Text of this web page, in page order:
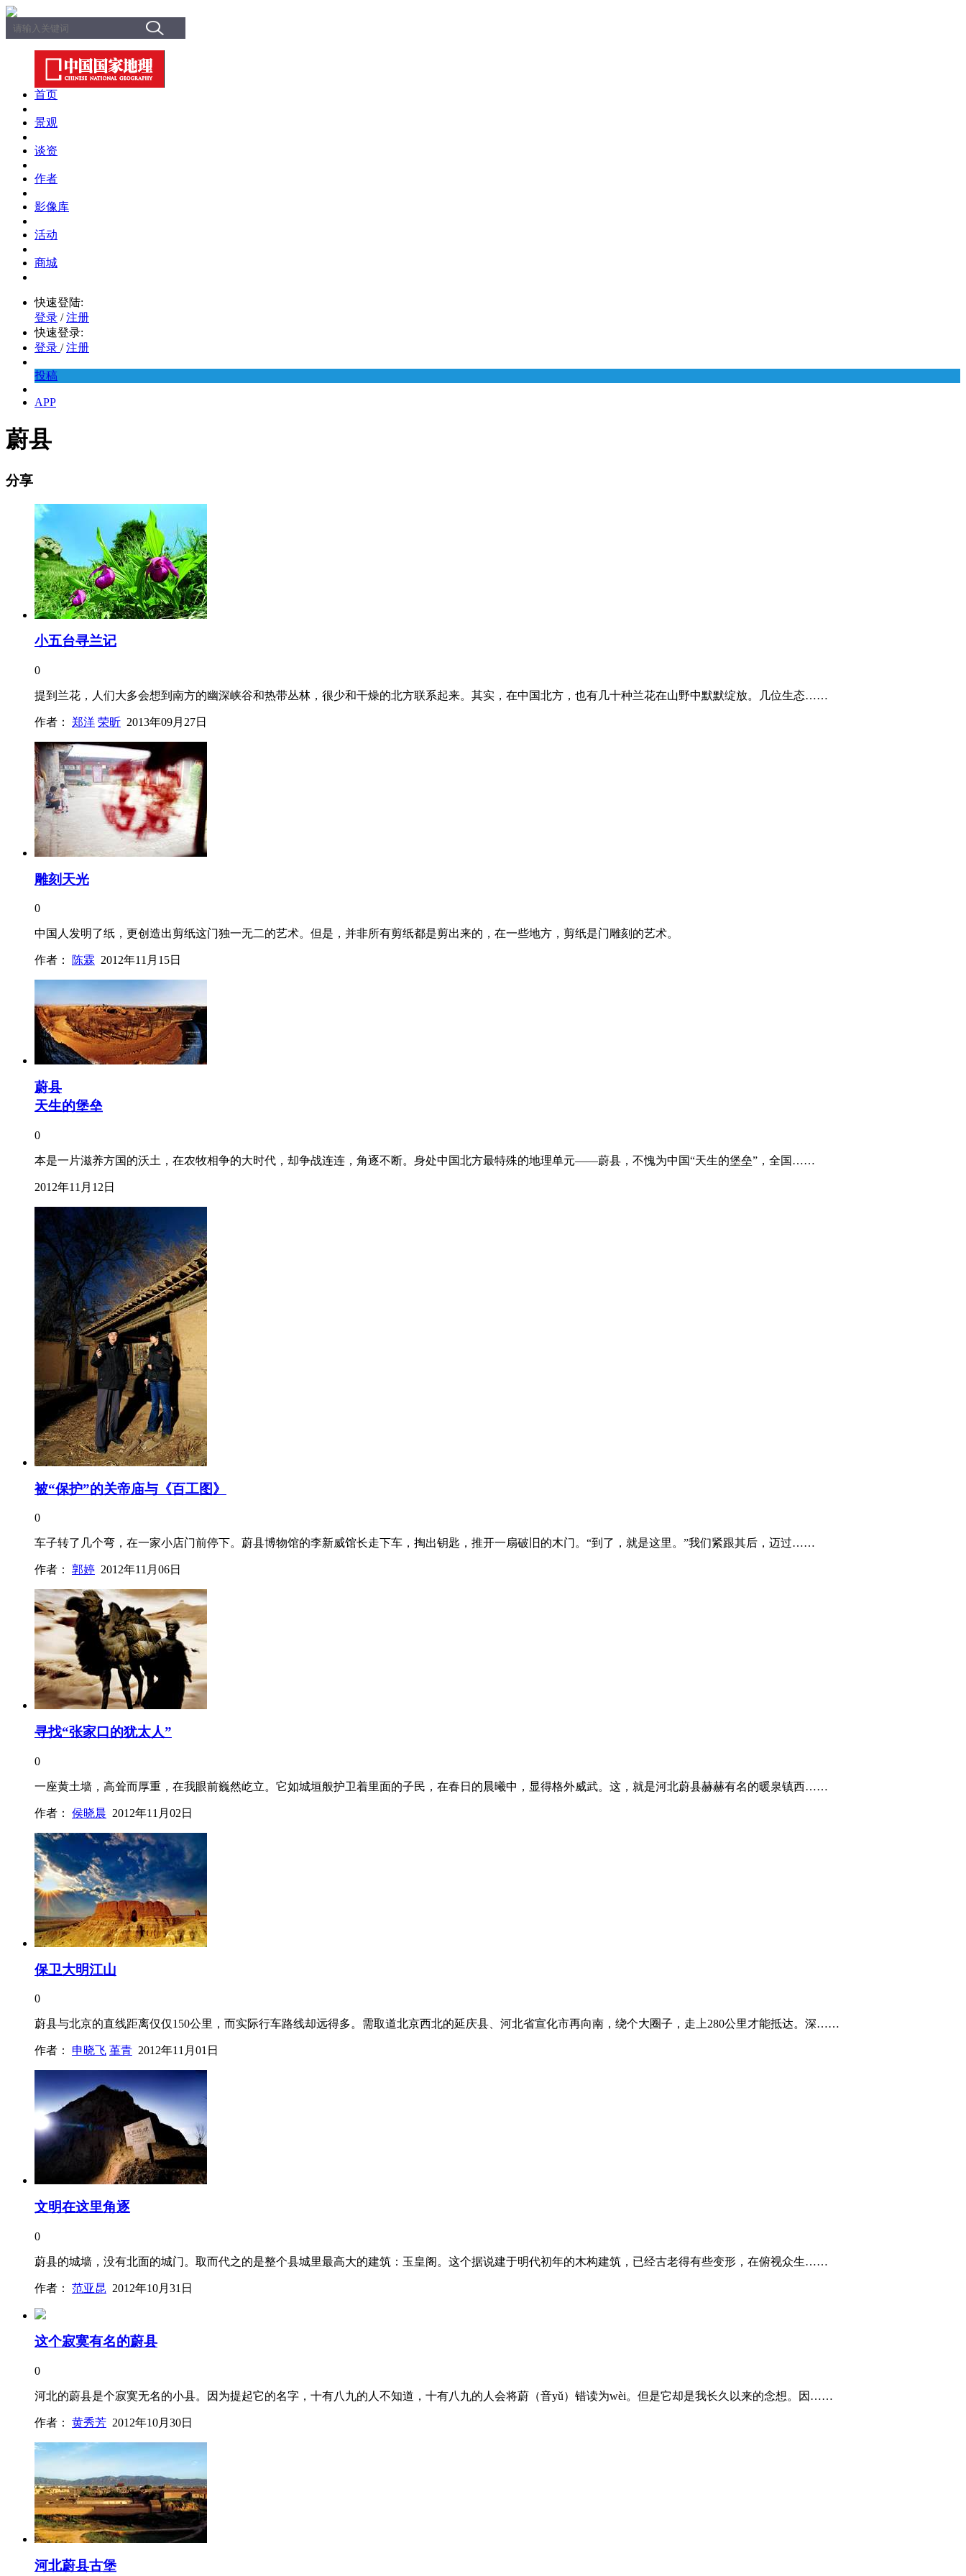
首页
景观
谈资
作者
影像库
活动
商城
快速登陆:
登录 / 注册
快速登录:
登录 / 注册
投稿
APP
蔚县
分享
小五台寻兰记
0
提到兰花，人们大多会想到南方的幽深峡谷和热带丛林，很少和干燥的北方联系起来。其实，在中国北方，也有几十种兰花在山野中默默绽放。几位生态……
作者： 郑洋 荣昕 2013年09月27日
雕刻天光
0
中国人发明了纸，更创造出剪纸这门独一无二的艺术。但是，并非所有剪纸都是剪出来的，在一些地方，剪纸是门雕刻的艺术。
作者： 陈霖 2012年11月15日
蔚县
天生的堡垒
0
本是一片滋养方国的沃土，在农牧相争的大时代，却争战连连，角逐不断。身处中国北方最特殊的地理单元——蔚县，不愧为中国“天生的堡垒”，全国……
2012年11月12日
被“保护”的关帝庙与《百工图》
0
车子转了几个弯，在一家小店门前停下。蔚县博物馆的李新威馆长走下车，掏出钥匙，推开一扇破旧的木门。“到了，就是这里。”我们紧跟其后，迈过……
作者： 郭婷 2012年11月06日
寻找“张家口的犹太人”
0
一座黄土墙，高耸而厚重，在我眼前巍然屹立。它如城垣般护卫着里面的子民，在春日的晨曦中，显得格外威武。这，就是河北蔚县赫赫有名的暖泉镇西……
作者： 侯晓晨 2012年11月02日
保卫大明江山
0
蔚县与北京的直线距离仅仅150公里，而实际行车路线却远得多。需取道北京西北的延庆县、河北省宣化市再向南，绕个大圈子，走上280公里才能抵达。深……
作者： 申晓飞 堇青 2012年11月01日
文明在这里角逐
0
蔚县的城墙，没有北面的城门。取而代之的是整个县城里最高大的建筑：玉皇阁。这个据说建于明代初年的木构建筑，已经古老得有些变形，在俯视众生……
作者： 范亚昆 2012年10月31日
这个寂寞有名的蔚县
0
河北的蔚县是个寂寞无名的小县。因为提起它的名字，十有八九的人不知道，十有八九的人会将蔚（音yǔ）错读为wèi。但是它却是我长久以来的念想。因……
作者： 黄秀芳 2012年10月30日
河北蔚县古堡